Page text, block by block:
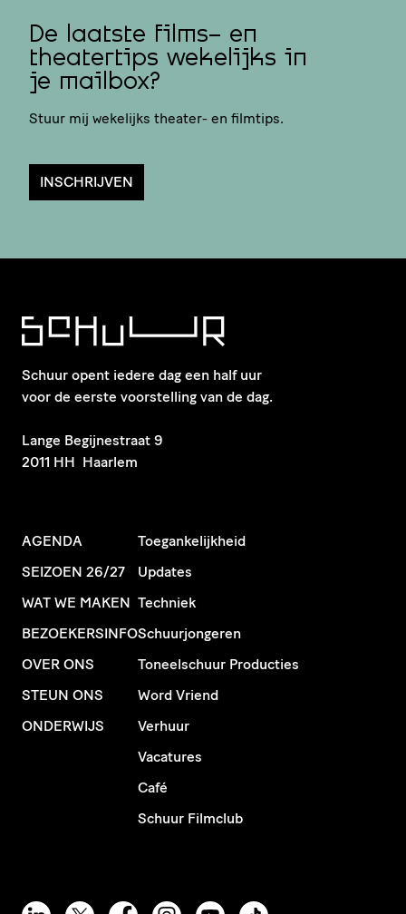
De laatste films- en
theatertips wekelijks in
je mailbox?
Stuur mij wekelijks theater- en filmtips.
INSCHRIJVEN
Schuur opent iedere dag een half uur
voor de eerste voorstelling van de dag.
​Lange Begijnestraat 9
2011 HH Haarlem
AGENDA
SEIZOEN 26/27
WAT WE MAKEN
BEZOEKERSINFO
OVER ONS
STEUN ONS
ONDERWIJS
Toegankelijkheid
Updates
Techniek
Schuurjongeren
Toneelschuur Producties
Word Vriend
Verhuur
Vacatures
Café
Schuur Filmclub